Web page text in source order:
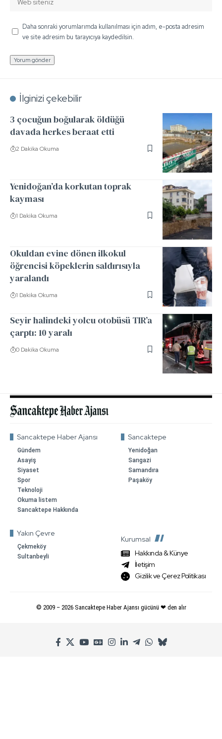
Daha sonraki yorumlarımda kullanılması için adım, e-posta adresim
ve site adresim bu tarayıcıya kaydedilsin.
İlginizi çekebilir
3 çocuğun boğularak öldüğü
davada herkes beraat etti
2 Dakika Okuma
Yenidoğan’da korkutan toprak
kayması
1 Dakika Okuma
Okuldan evine dönen ilkokul
öğrencisi köpeklerin saldırısıyla
yaralandı
1 Dakika Okuma
Seyir halindeki yolcu otobüsü TIR’a
çarptı: 10 yaralı
0 Dakika Okuma
Sancaktepe Haber Ajansı
Gündem
Asayiş
Siyaset
Spor
Teknoloji
Okuma listem
Sancaktepe Hakkında
Sancaktepe
Yenidoğan
Sarıgazi
Samandıra
Paşaköy
Yakın Çevre
Çekmeköy
Sultanbeyli
Kurumsal
Hakkında & Künye
İletişim
Gizilik ve Çerez Politikası
© 2009 – 2026Sancaktepe Haber Ajansı gücünü ❤ den alır